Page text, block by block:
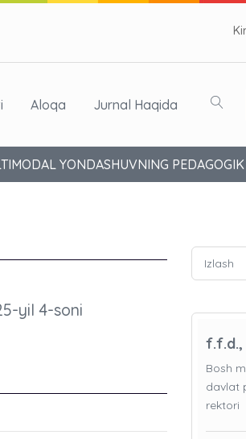
Aloqa Jurnal Haqida
YONDASHUVNING
yil 4-soni
f.f.d.,
Bosh
davlat
rektori